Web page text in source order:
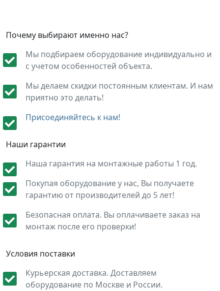
Почему выбирают именно нас?
Мы подбираем оборудование индивидуально и
с учетом особенностей объекта.
Мы делаем скидки постоянным клиентам. И нам
приятно это делать!
Присоединяйтесь к нам!
Наши гарантии
Наша гарантия на монтажные работы 1 год.
Покупая оборудование у нас, Вы получаете
гарантию от производителей до 5 лет!
Безопасная оплата. Вы оплачиваете заказ на
монтаж после его проверки!
Условия поставки
Курьерская доставка. Доставляем
оборудование по Москве и России.